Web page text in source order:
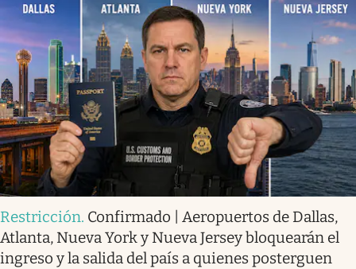
Restricción. Confirmado | Aeropuertos de Dallas,
Atlanta, Nueva York y Nueva Jersey bloquearán el
ingreso y la salida del país a quienes posterguen